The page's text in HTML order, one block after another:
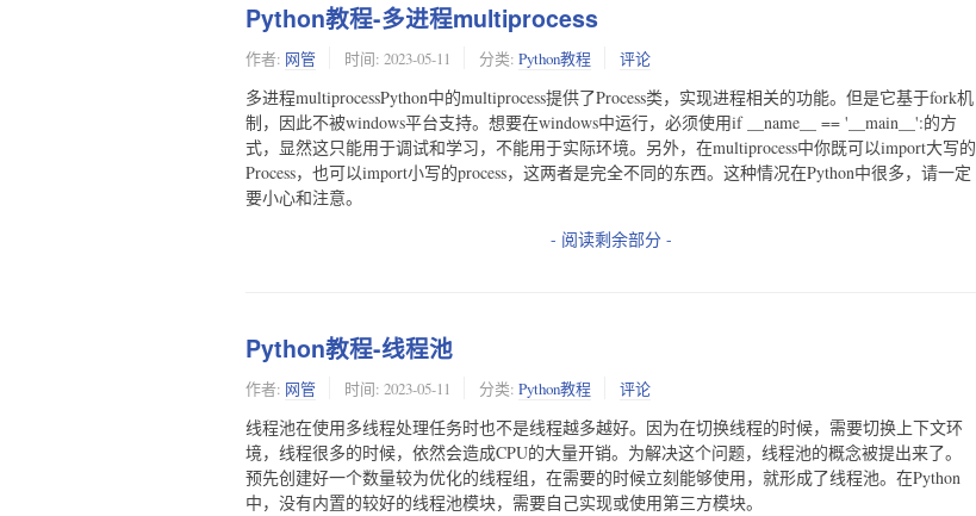
Python教程-多进程multiprocess
作者: 网管 时间: 2023-05-11 分类: Python教程 评论
多进程multiprocessPython中的multiprocess提供了Process类，实现进程相关的功能。但是它基于fork机
制，因此不被windows平台支持。想要在windows中运行，必须使用if __name__ == '__main__':的方
式，显然这只能用于调试和学习，不能用于实际环境。另外，在multiprocess中你既可以import大写的
Process，也可以import小写的process，这两者是完全不同的东西。这种情况在Python中很多，请一定
要小心和注意。
- 阅读剩余部分 -
Python教程-线程池
作者: 网管 时间: 2023-05-11 分类: Python教程 评论
线程池在使用多线程处理任务时也不是线程越多越好。因为在切换线程的时候，需要切换上下文环
境，线程很多的时候，依然会造成CPU的大量开销。为解决这个问题，线程池的概念被提出来了。
预先创建好一个数量较为优化的线程组，在需要的时候立刻能够使用，就形成了线程池。在Python
中，没有内置的较好的线程池模块，需要自己实现或使用第三方模块。